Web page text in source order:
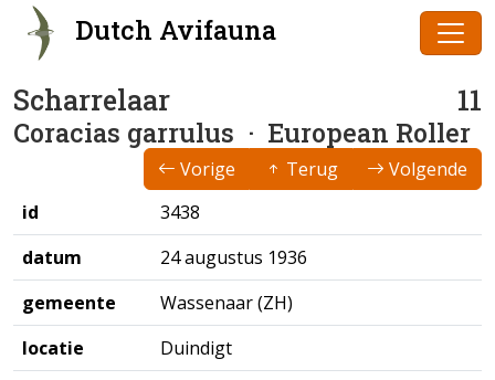
Dutch Avifauna
Scharrelaar 11
Coracias garrulus · European Roller
Vorige Terug
Volgende
id
3438
datum
24 augustus 1936
gemeente
Wassenaar (ZH)
locatie
Duindigt